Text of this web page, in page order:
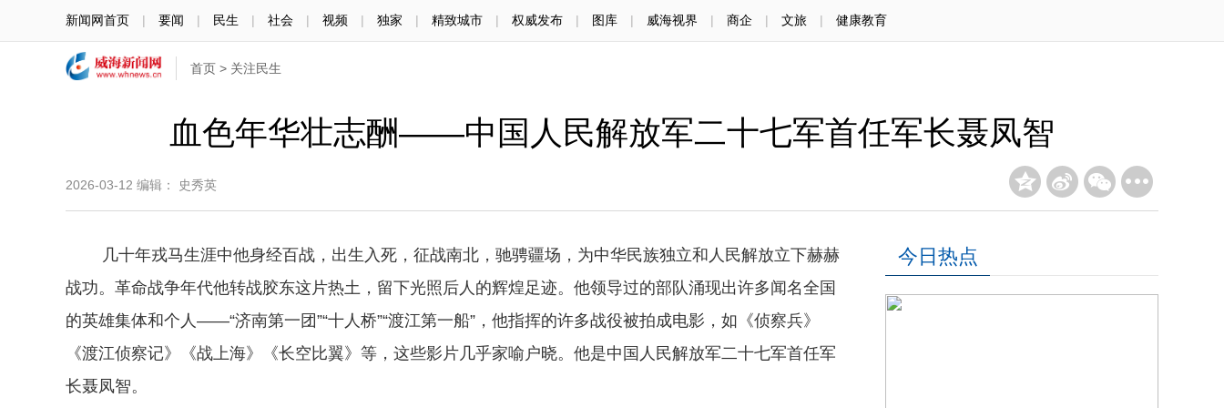
新闻网首页 | 要闻 | 民生 | 社会 | 视频 | 独家 | 精致城市 | 权威发布 | 图库 | 威海视界 | 商企 | 文旅 | 健康教育
首页 > 关注民生
血色年华壮志酬——中国人民解放军二十七军首任军长聂凤智
2026-03-12 编辑： 史秀英
几十年戎马生涯中他身经百战，出生入死，征战南北，驰骋疆场，为中华民族独立和人民解放立下赫赫
战功。革命战争年代他转战胶东这片热土，留下光照后人的辉煌足迹。他领导过的部队涌现出许多闻名全国
的英雄集体和个人——“济南第一团”“十人桥”“渡江第一船”，他指挥的许多战役被拍成电影，如《侦察兵》
《渡江侦察记》《战上海》《长空比翼》等，这些影片几乎家喻户晓。他是中国人民解放军二十七军首任军
长聂凤智。
今日热点